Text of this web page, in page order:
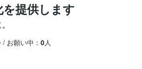
提供します
/ お願い中： 0人